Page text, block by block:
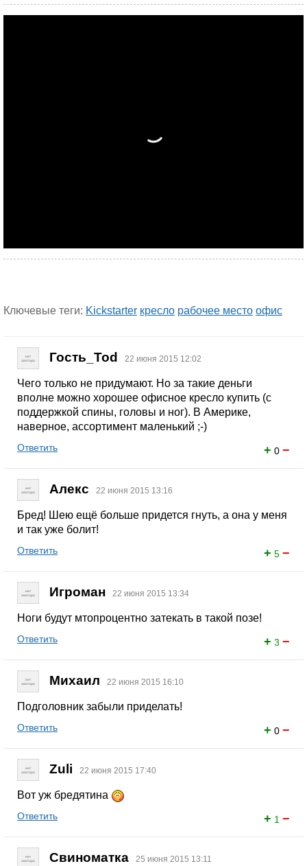
Ключевые теги: Kickstarter кресло рабочее место офис
Гость_Tod 22 июня 2015 12:02
Чего только не придумают. Но за такие деньги
вполне можно хорошее офисное кресло купить (с
поддержкой спины, головы и ног). В Америке,
наверное, ассортимент маленький ;-)
+ 0 −
Ответить
Алекс 22 июня 2015 13:16
Бред! Шею ещё больше придется гнуть, а она у меня
и так уже болит!
+ 5 −
Ответить
Игроман 22 июня 2015 13:34
Ноги будут мтопроцентно затекать в такой позе!
+ 3 −
Ответить
Михаил 22 июня 2015 16:10
Подголовник забыли приделать!
+ 0 −
Ответить
Zuli 22 июня 2015 17:40
Вот уж бредятина
+ 1 −
Ответить
Свиноматка 25 июня 2015 13:11